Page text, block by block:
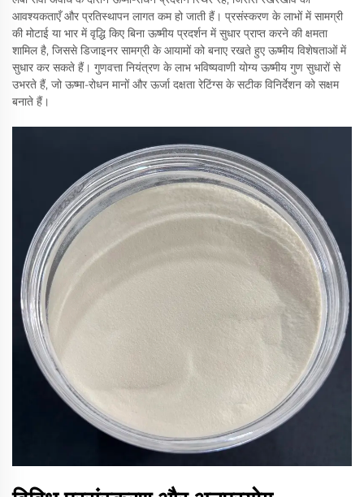
आवश्यकताएँ और प्रतिस्थापन लागत कम हो जाती हैं। प्रसंस्करण के लाभों में सामग्री
की मोटाई या भार में वृद्धि किए बिना ऊष्मीय प्रदर्शन में सुधार प्राप्त करने की क्षमता
शामिल है, जिससे डिजाइनर सामग्री के आयामों को बनाए रखते हुए ऊष्मीय विशेषताओं में
सुधार कर सकते हैं। गुणवत्ता नियंत्रण के लाभ भविष्यवाणी योग्य ऊष्मीय गुण सुधारों से
उभरते हैं, जो ऊष्मा-रोधन मानों और ऊर्जा दक्षता रेटिंग्स के सटीक विनिर्देशन को सक्षम
बनाते हैं।